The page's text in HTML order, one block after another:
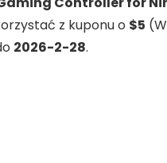
z kuponu o $5
2026-2-28.